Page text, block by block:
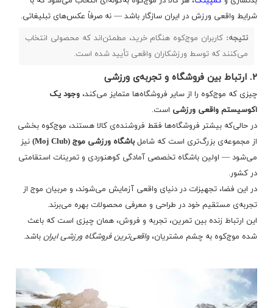
شرایط واقعی ورزش در ایران سازگار باشد — نه صرفاً عکس‌های تبلیغاتی.
نتیجه: کاربران موج‌کوه هنگام خرید، مطمئن‌اند که محصولی انتخاب
می‌کنند که توسط ورزشکاران واقعی تأیید شده است.
۲. ارتباط بین فروشگاه و تجربه‌ی ورزشی
چیزی که موج‌کوه را از سایر فروشگاه‌ها متمایز می‌کند، وجود یک
اکوسیستم واقعی ورزشی است.
در حالی‌که بیشتر فروشگاه‌ها فقط فروشنده‌ی کالا هستند، موج‌کوه بخشی
از مجموعه‌ی بزرگ‌تری است که شامل باشگاه ورزشی موج (Moj Club)
نیز
می‌شود — اولین باشگاه تخصصی آمادگی کوهنوردی و تمرینات استقامتی
در کشور.
در این فضا، تجهیزات در دنیای واقعی آزمایش می‌شوند، و مربیان موج از
تجربه‌ی مستقیم خود در طراحی و معرفی محصولات بهره می‌برند.
این ارتباط زنده بین تمرین، تجربه و فروش، همان چیزی است که باعث
شده موج‌کوه به چشم مشتریان، واقعی‌ترین فروشگاه ورزشی ایران باشد.